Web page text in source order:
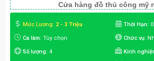
Cửa hàng đồ thủ công mỹ
Mức Lương: 2 - 3 Triệu Thời Hạn:
Ca làm: Tùy chọn Chức vụ:
Số lượng: 4 Kinh